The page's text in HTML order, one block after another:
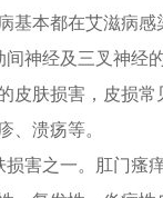
本都在艾滋病感
神经及三叉神经
皮肤损害，皮损
、溃疡等。
害之一。肛门瘙